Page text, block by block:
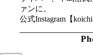
ァンに。
公式Instagram【